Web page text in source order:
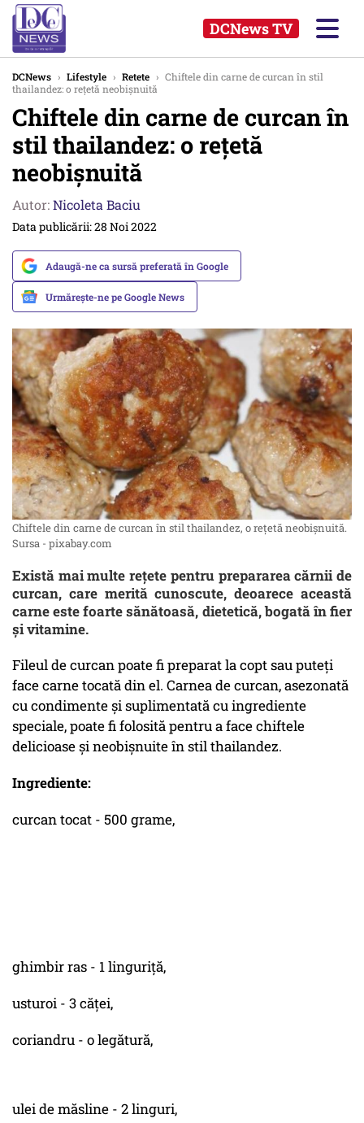
DCNews TV
DCNews › Lifestyle › Retete › Chiftele din carne de curcan în stil
thailandez: o rețetă neobișnuită
Chiftele din carne de curcan în
stil thailandez: o rețetă
neobișnuită
Autor:Nicoleta Baciu
Data publicării: 28 Noi 2022
Adaugă-ne ca sursă preferată în Google
Urmărește-ne pe Google News
Chiftele din carne de curcan în stil thailandez, o rețetă neobișnuită.
Sursa - pixabay.com
Există mai multe rețete pentru prepararea cărnii de
curcan, care merită cunoscute, deoarece această
carne este foarte sănătoasă, dietetică, bogată în fier
și vitamine.
Fileul de curcan poate fi preparat la copt sau puteți
face carne tocată din el. Carnea de curcan, asezonată
cu condimente și suplimentată cu ingrediente
speciale, poate fi folosită pentru a face chiftele
delicioase și neobișnuite în stil thailandez.
Ingrediente:
curcan tocat - 500 grame,
ghimbir ras - 1 linguriță,
usturoi - 3 căței,
coriandru - o legătură,
ulei de măsline - 2 linguri,